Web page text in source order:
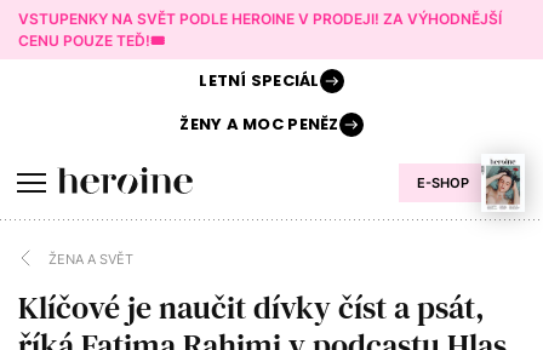
VSTUPENKY NA SVĚT PODLE HEROINE V PRODEJI! ZA VÝHODNĚJŠÍ
CENU POUZE TEĎ!🎟️
E-SHOP
LETNÍ SPECIÁL
ŽENY AMOC PENĚZ
ŽENA A SVĚT
Klíčové je naučit dívky číst a psát,